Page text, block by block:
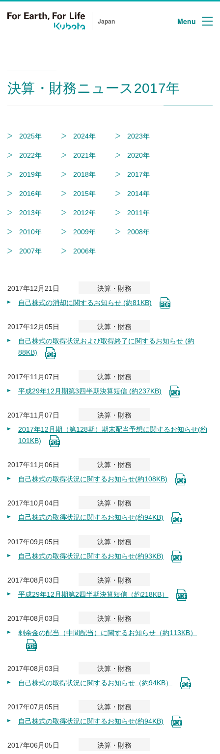
Japan Menu
決算・財務ニュース2017年
2025年 2024年 2023年
2022年 2021年 2020年
2019年 2018年 2017年
2016年 2015年 2014年
2013年 2012年 2011年
2010年 2009年 2008年
2007年 2006年
2017年12月21日
決算・財務
自己株式の消却に関するお知らせ (約81KB)
2017年12月05日
決算・財務
自己株式の取得状況および取得終了に関するお知らせ (約
88KB)
2017年11月07日
決算・財務
平成29年12月期第3四半期決算短信 (約237KB)
2017年11月07日
決算・財務
2017年12月期（第128期）期末配当予想に関するお知らせ(約
101KB)
2017年11月06日
決算・財務
自己株式の取得状況に関するお知らせ(約108KB)
2017年10月04日
決算・財務
自己株式の取得状況に関するお知らせ(約94KB)
2017年09月05日
決算・財務
自己株式の取得状況に関するお知らせ(約93KB)
2017年08月03日
決算・財務
平成29年12月期第2四半期決算短信（約218KB）
2017年08月03日
決算・財務
剰余金の配当（中間配当）に関するお知らせ（約113KB）
2017年08月03日
決算・財務
自己株式の取得状況に関するお知らせ（約94KB）
2017年07月05日
決算・財務
自己株式の取得状況に関するお知らせ(約94KB)
2017年06月05日
決算・財務